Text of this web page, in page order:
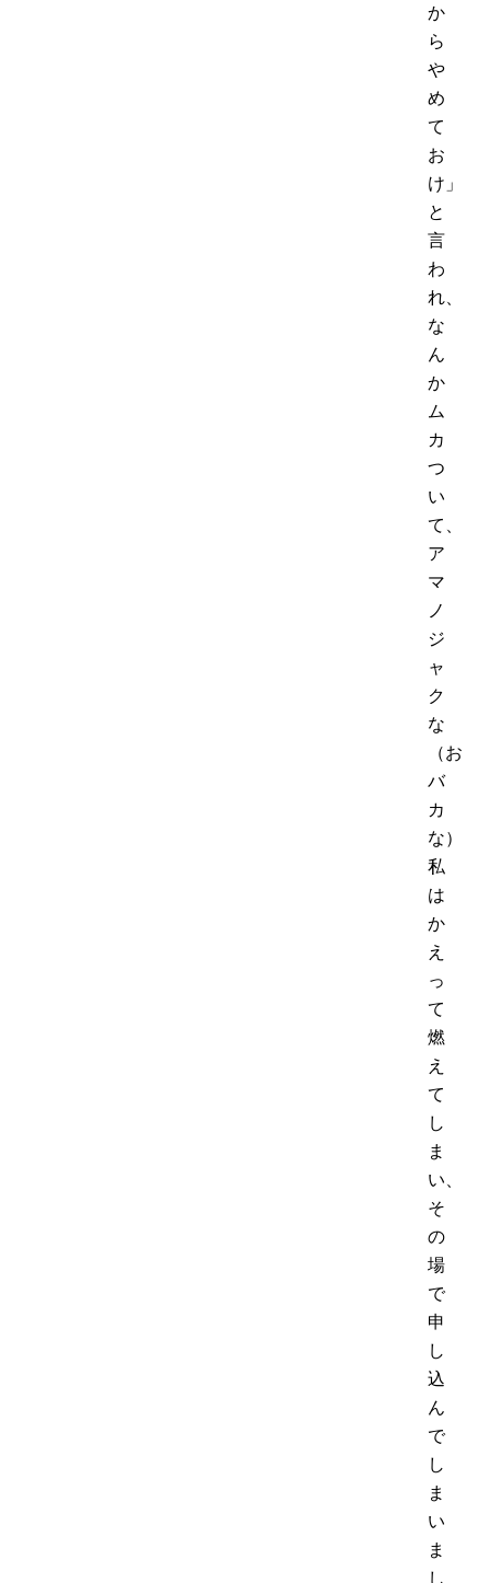
か
ら
や
め
て
お
け」
と
言
わ
れ、
な
ん
か
ム
カ
つ
い
て、
ア
マ
ノ
ジ
ャ
ク
な
（お
バ
カ
な）
私
は
か
え
っ
て
燃
え
て
し
ま
い、
そ
の
場
で
申
し
込
ん
で
し
ま
い
ま
し